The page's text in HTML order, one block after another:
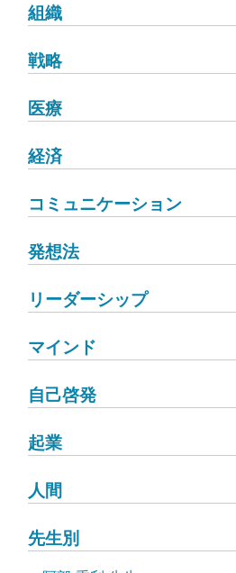
組織
戦略
医療
経済
コミュニケーション
発想法
リーダーシップ
マインド
自己啓発
起業
人間
先生別